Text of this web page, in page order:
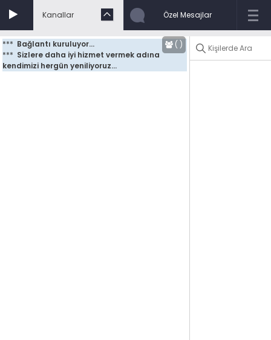
Kanallar Özel Mesajlar
( )
*** Bağlantı kuruluyor...
*** Sizlere daha iyi hizmet vermek adına
kendimizi hergün yeniliyoruz...